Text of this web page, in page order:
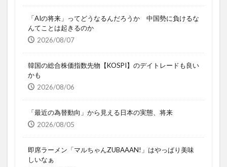
「AIの将来」ってどうなるんだろうか 中国勢に負けるな
んてことは起きるのか
2026/08/07
韓国の総合株価指数先物【KOSPI】のデイトレードも良い
かも
2026/08/06
「最近の為替動向」から見える日本の実態、将来
2026/08/05
即席ラーメン「マルちゃんZUBAAAN!」はやっぱり美味
しいなぁ